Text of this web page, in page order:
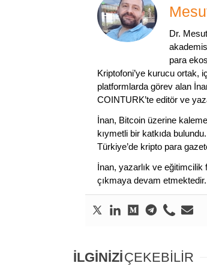
Dr.
para
Kriptofoni’ye kurucu ortak,
platformlarda görev alan
COINTURK’te editör ve
İnan, Bitcoin üzerine
kıymetli bir katkıda
Türkiye’de kripto para
İnan, yazarlık ve
çıkmaya devam etmektedir.
İLGİNİZİÇEKEBİLİR